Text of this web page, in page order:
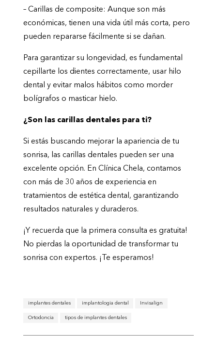
– Carillas de composite: Aunque son más
económicas, tienen una vida útil más corta, pero
pueden repararse fácilmente si se dañan.
Para garantizar su longevidad, es fundamental
cepillarte los dientes correctamente, usar hilo
dental y evitar malos hábitos como morder
bolígrafos o masticar hielo.
¿Son las carillas dentales para ti?
Si estás buscando mejorar la apariencia de tu
sonrisa, las carillas dentales pueden ser una
excelente opción. En Clínica Chela, contamos
con más de 30 años de experiencia en
tratamientos de estética dental, garantizando
resultados naturales y duraderos.
¡Y recuerda que la primera consulta es gratuita!
No pierdas la oportunidad de transformar tu
sonrisa con expertos. ¡Te esperamos!
implantes dentales implantologia dental Invisalign
Ortodoncia tipos de implantes dentales